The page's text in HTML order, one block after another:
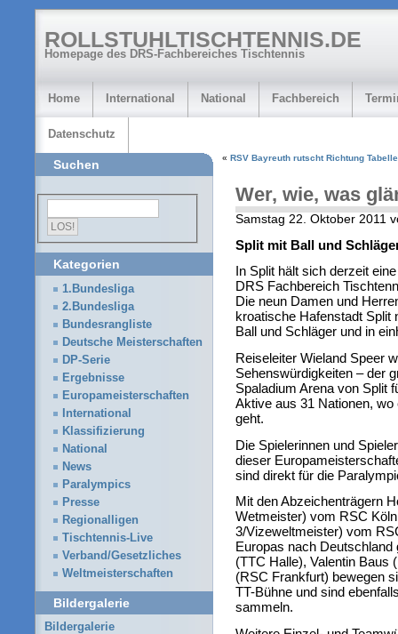
ROLLSTUHLTISCHTENNIS.DE
Homepage des DRS-Fachbereiches Tischtennis
Home International National Fachbereich
Datenschutz
« RSV Bayreuth rutscht Richtung
Wer, wie, was
Samstag 22. Oktober 2011
Split mit Ball und
In Split hält sich derzeit
DRS Fachbereich
Die neun Damen und
kroatische Hafenstadt Split
Ball und Schläger und in
Reiseleiter Wieland Speer
Sehenswürdigkeiten – der
Spaladium Arena von Split
Aktive aus 31 Nationen,
geht.
Die Spielerinnen und
dieser
sind direkt für die
Mit den Abzeichenträgern
Wetmeister) vom RSC
3/Vizeweltmeister) vom
Europas nach
(TTC Halle), Valentin Baus
(RSC Frankfurt) bewegen
TT-Bühne und sind
sammeln.
Suchen
Kategorien
1.Bundesliga
2.Bundesliga
Bundesrangliste
Deutsche Meisterschaften
DP-Serie
Ergebnisse
Europameisterschaften
International
Klassifizierung
National
News
Paralympics
Presse
Regionalligen
Tischtennis-Live
Verband/Gesetzliches
Weltmeisterschaften
Bildergalerie
Bildergalerie